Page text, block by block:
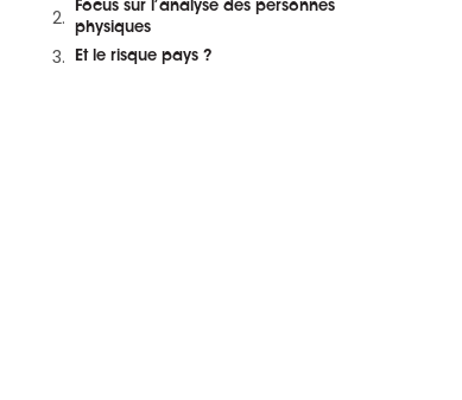
et en replay
Focus sur l’analyse des personnes
physiques
Et le risque pays ?